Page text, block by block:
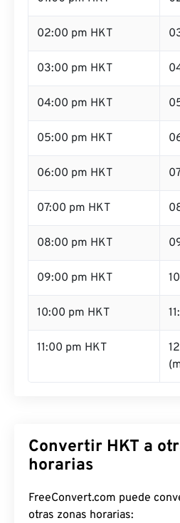
02:00 pm HKT
03:00 pm HKT
04:00 pm HKT
05:00 pm HKT
06:00 pm HKT
07:00 pm HKT
08:00 pm HKT
09:00 pm HKT
10:00 pm HKT
11:00 pm HKT
Convertir HKT a
horarias
FreeConvert.com puede
otras zonas horarias: